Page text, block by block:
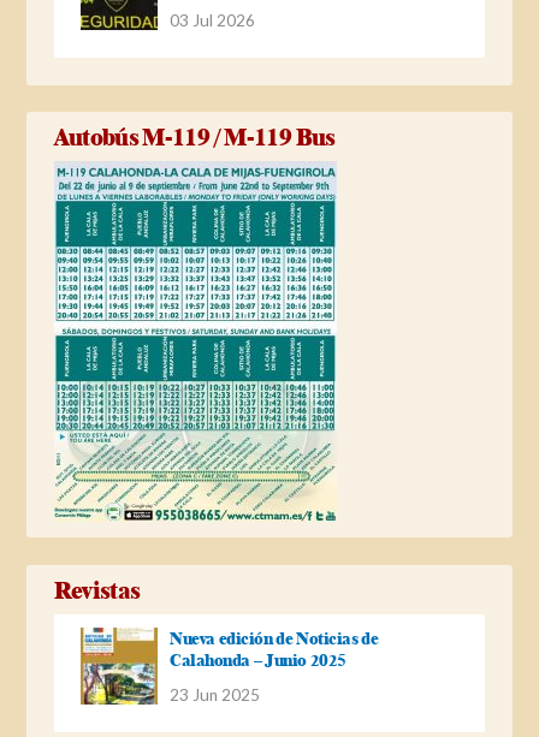
03 Jul 2026
Autobús M-119 / M-119 Bus
Revistas
Nueva edición de Noticias de
Calahonda – Junio 2025
23 Jun 2025